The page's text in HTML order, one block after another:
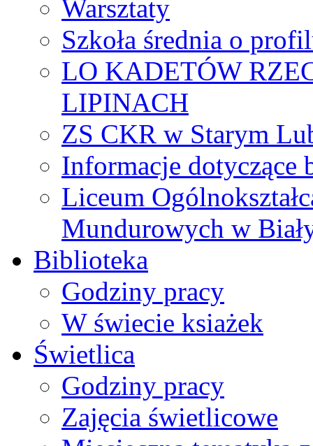
Warsztaty
Szkoła średnia o
LO KADETÓW
LIPINACH
ZS CKR w Starym
Informacje dotyczące
Liceum
Mundurowych w
Biblioteka
Godziny pracy
W świecie ksiażek
Świetlica
Godziny pracy
Zajęcia świetlicowe